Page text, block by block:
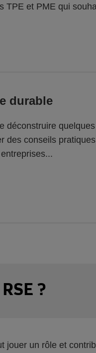
TPE et PME qui
durable
déconstruire
des conseils
?
jouer un rôle et